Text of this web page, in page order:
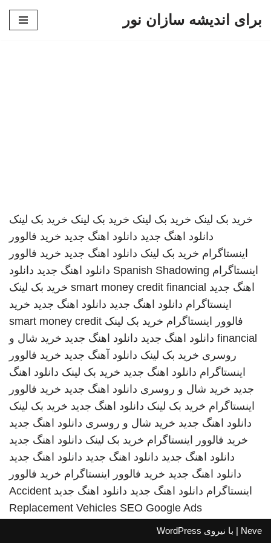
برای اندیشه سازان نور
خرید بک لینک خرید بک لینک خرید بک لینک خرید بک لینک
دانلود اهنگ جدید دانلود اهنگ جدید خرید فالوور
اینستاگرام خرید بک لینک دانلود اهنگ جدید خرید فالوور
اینستاگرام Spanish Shadowing دانلود اهنگ جدید دانلود
اهنگ جدید smart money credit financial خرید بک لینک
اینستاگرام دانلود اهنگ جدید دانلود اهنگ جدید خرید
فالوور اینستاگرام خرید بک لینک smart money credit
financial دانلود اهنگ جدید دانلود اهنگ جدید خرید شال و
روسری خرید بک لینک دانلود آهنگ جدید خرید فالوور
اینستاگرام دانلود اهنگ جدید خرید بک لینک دانلود اهنگ
جدید خرید شال و روسری دانلود اهنگ جدید خرید فالوور
اینستاگرام خرید بک لینک دانلود اهنگ جدید خرید بک لینک
دانلود اهنگ جدید خرید شال و روسری دانلود اهنگ جدید
خرید فالوور اینستاگرام خرید بک لینک دانلود اهنگ جدید
دانلود اهنگ جدید دانلود اهنگ جدید دانلود اهنگ جدید
دانلود اهنگ جدید خرید فالوور اینستاگرام خرید فالوور
اینستاگرام دانلود اهنگ جدید دانلود اهنگ جدید Accident
Replacement Vehicles SEO Google Ads
Neve | با نیروی WordPress